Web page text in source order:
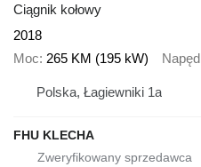
Ciągnik kołowy
2018
Moc 265 KM (195 kW) Napęd
Polska, Łagiewniki 1a
FHU KLECHA